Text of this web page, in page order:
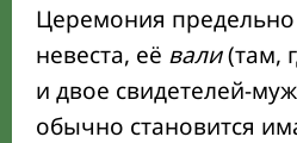
Церемония
невеста, её вали(там,
и двое свидетелей-
обычно становится